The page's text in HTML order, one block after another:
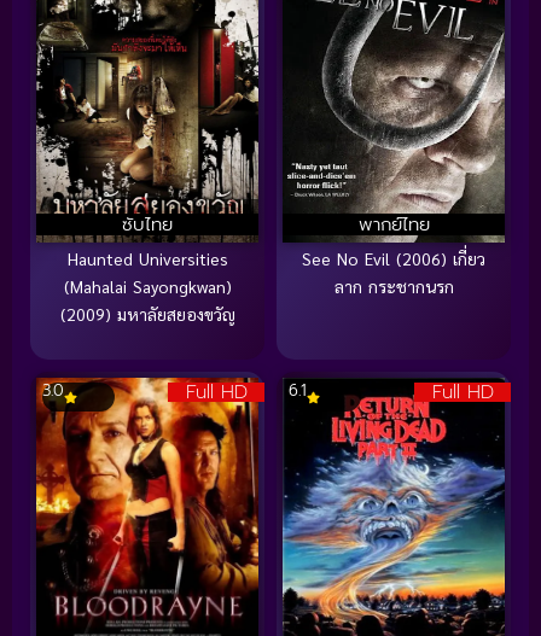
ซับไทย
Haunted Universities
(Mahalai Sayongkwan)
(2009) มหาลัยสยองขวัญ
พากย์ไทย
See No Evil (2006) เกี่ยว
ลาก กระชากนรก
Full HD
3.0 Full HD
6.1